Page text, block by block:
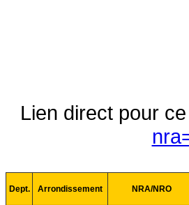
Lien direct pour
Dept. Arrondissement NRA/NRO